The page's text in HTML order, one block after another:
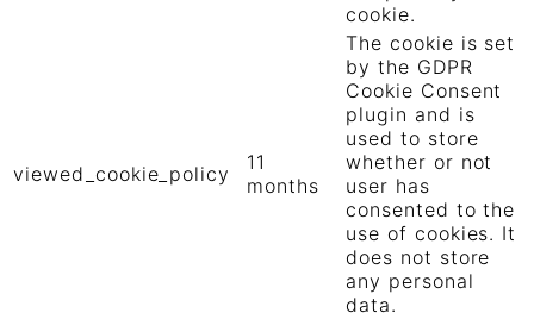
cookie.
viewed_cookie_policy
11
months
The cookie is set
by the GDPR
Cookie Consent
plugin and is
used to store
whether or not
user has
consented to the
use of cookies. It
does not store
any personal
data.